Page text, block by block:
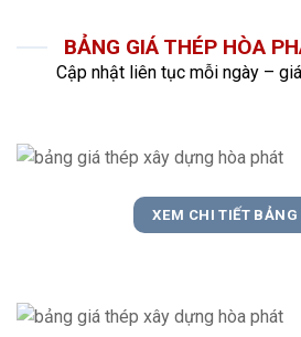
BẢNG GIÁ THÉP HÒA
Cập nhật liên tục mỗi ngày –
XEM CHI TIẾT BẢNG